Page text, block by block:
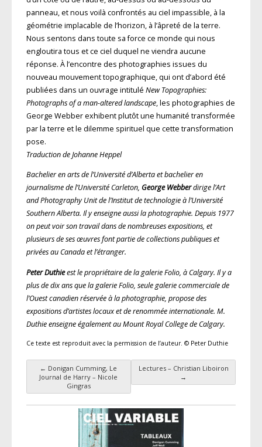
panneau, et nous voilà confrontés au ciel impassible, à la
géométrie implacable de l’horizon, à l’âpreté de la terre.
Nous sentons dans toute sa force ce monde qui nous
engloutira tous et ce ciel duquel ne viendra aucune
réponse. À l’encontre des photographies issues du
nouveau mouvement topographique, qui ont d’abord été
publiées dans un ouvrage intitulé New Topographies:
Photographs of a man-altered landscape, les photographies de
George Webber exhibent plutôt une humanité transformée
par la terre et le dilemme spirituel que cette transformation
pose.
Traduction de Johanne Heppel
Bachelier en arts de l’Université d’Alberta et bachelier en
journalisme de l’Université Carleton, George Webberdirige l’Art
and Photography Unit de l’Institut de technologie à l’Université
Southern Alberta. Il y enseigne aussi la photographie. Depuis 1977
on peut voir son travail dans de nombreuses expositions, et
plusieurs de ses œuvres font partie de collections publiques et
privées au Canada et l’étranger.
Peter Duthieest le propriétaire de la galerie Folio, à Calgary. Il y a
plus de dix ans que la galerie Folio, seule galerie commerciale de
l’Ouest canadien réservée à la photographie, propose des
expositions d’artistes locaux et de renommée internationale. M.
Duthie enseigne également au Mount Royal College de Calgary.
Ce texte est reproduit avec la permission de l’auteur. © Peter Duthie
Navigation des articles
← Donigan Cumming, Le
Journal de Harry – Nicole
Gingras
Lectures – Christian Liboiron
→